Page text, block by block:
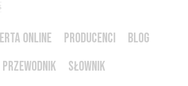
ONLINE PRODUCENCI
BLOG
PRZEWODNIK
SŁOWNIK